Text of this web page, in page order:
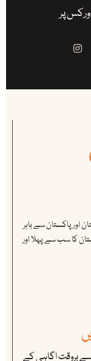
پر
اور پاکستان سے باہر
کا سب سے پہلا اور
سے بروقت اگاہی کے